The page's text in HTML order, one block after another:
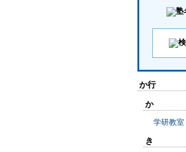
か行
か
学研教室
き